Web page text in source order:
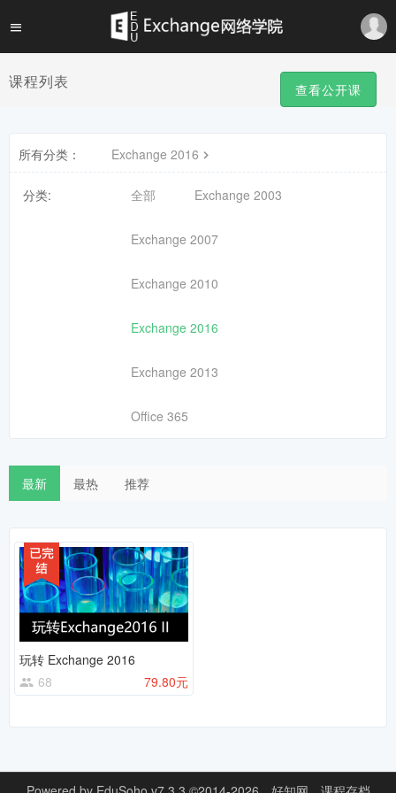
课程列表 查看公开课
所有分类： Exchange 2016
分类: 全部 Exchange 2003
Exchange 2007
Exchange 2010
Exchange 2016
Exchange 2013
Office 365
最新 最热 推荐
玩转 Exchange 2016
68
79.80元